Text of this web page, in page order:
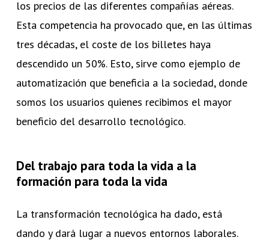
los precios de las diferentes compañías aéreas.
Esta competencia ha provocado que, en las últimas
tres décadas, el coste de los billetes haya
descendido un 50%. Esto, sirve como ejemplo de
automatización que beneficia a la sociedad, donde
somos los usuarios quienes recibimos el mayor
beneficio del desarrollo tecnológico.
Del trabajo para toda la vida a la
formación para toda la vida
La transformación tecnológica ha dado, está
dando y dará lugar a nuevos entornos laborales.